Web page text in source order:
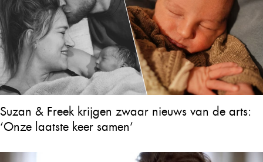
Suzan & Freek krijgen zwaar nieuws van de arts:
‘Onze laatste keer samen’